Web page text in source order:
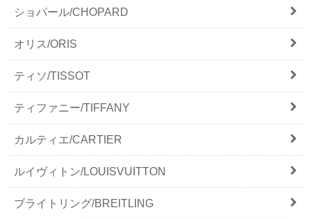
ショパール/CHOPARD
オリス/ORIS
ティソ/TISSOT
ティファニー/TIFFANY
カルティエ/CARTIER
ルイヴィトン/LOUISVUITTON
ブライトリング/BREITLING